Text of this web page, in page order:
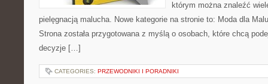
którym można znaleźć
pielęgnacją malucha. Nowe kategorie na stronie to: Moda dla
Strona została przygotowana z myślą o osobach, które chcą
decyzje […]
CATEGORIES: PRZEWODNIKI I PORADNIKI